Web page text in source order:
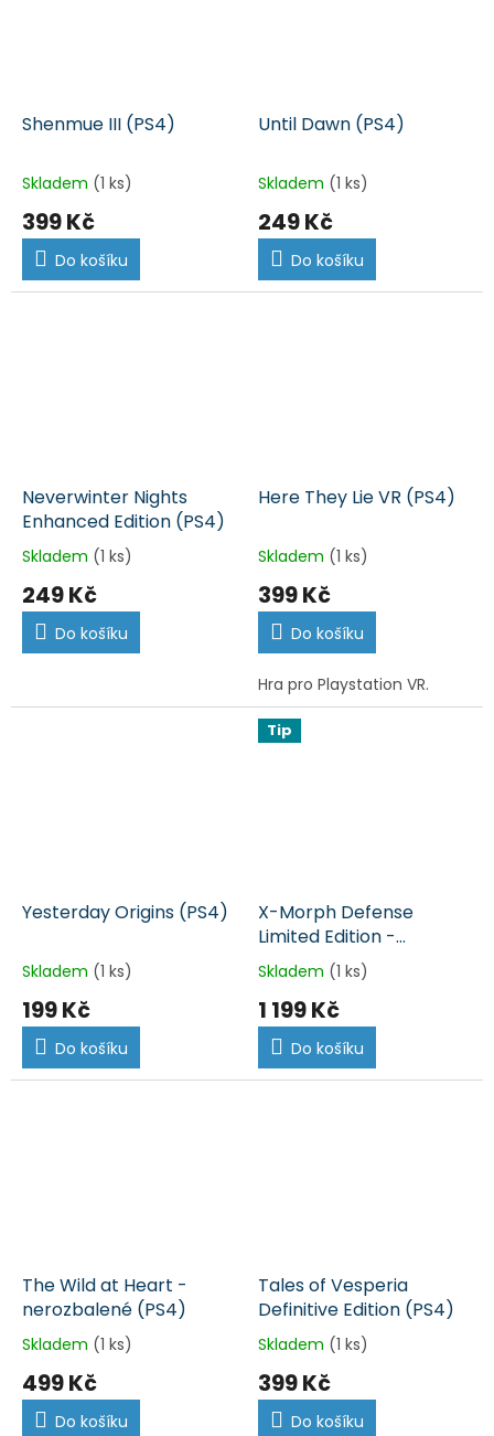
Shenmue III (PS4)
Skladem (1 ks)
399 Kč
Do košíku
Until Dawn (PS4)
Skladem (1 ks)
249 Kč
Do košíku
Neverwinter Nights
Enhanced Edition (PS4)
Skladem (1 ks)
249 Kč
Do košíku
Here They Lie VR (PS4)
Skladem (1 ks)
399 Kč
Do košíku
Hra pro Playstation VR.
Yesterday Origins (PS4)
Skladem (1 ks)
199 Kč
Do košíku
Tip
X-Morph Defense
Limited Edition -
nerozbalené (PS4)
Skladem (1 ks)
1 199 Kč
Do košíku
The Wild at Heart -
nerozbalené (PS4)
Skladem (1 ks)
499 Kč
Do košíku
Tales of Vesperia
Definitive Edition (PS4)
Skladem (1 ks)
399 Kč
Do košíku